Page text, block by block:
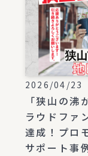
2026/04/23
「狭山の
ラウドファ
達成！プロ
サポート事